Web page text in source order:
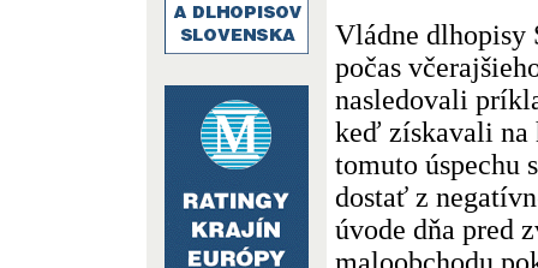
Vládne dlhopisy
počas
nasledovali
keď získavali na
tomuto úspechu
dostať z
úvode dňa pred